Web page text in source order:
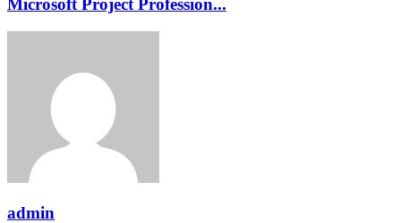
Microsoft Project Profession...
admin